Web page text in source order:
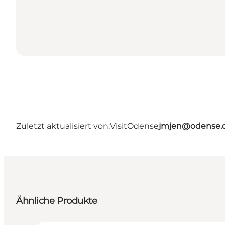
Zuletzt aktualisiert von:VisitOdense
Ähnliche Produkte